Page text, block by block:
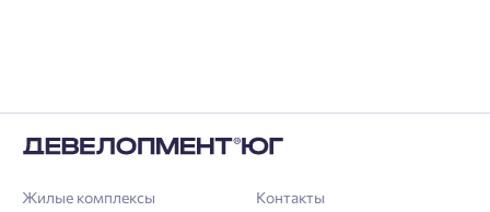
Жилые комплексы Контакты
зарегистрироваться.
Выслать код повторно через 00:58.